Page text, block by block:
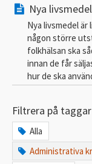
Nya livsmedel
Nya livsmedel är
någon större
folkhälsan ska
innan de får
hur de ska
Filtrera på taggar
Alla
Administrativa